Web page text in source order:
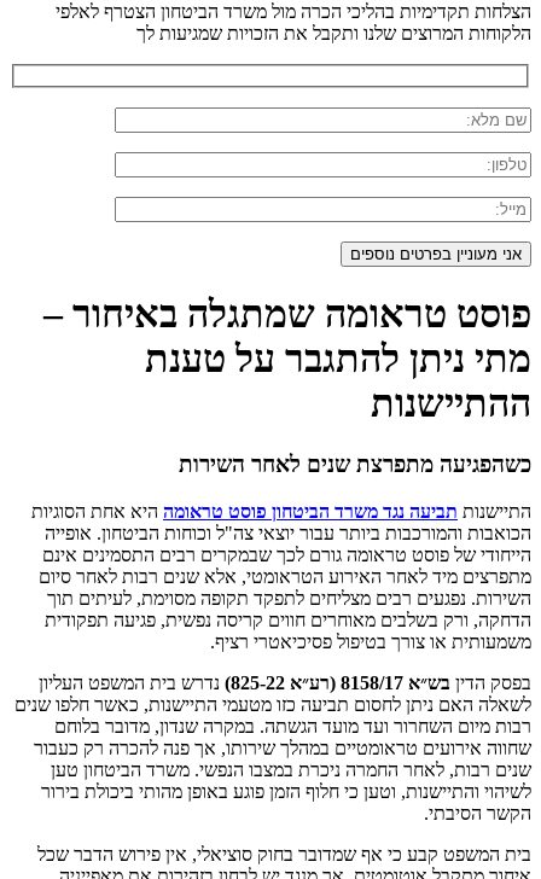
הצלחות תקדימיות בהליכי הכרה מול משרד הביטחון הצטרף לאלפי
הלקוחות המרוצים שלנו ותקבל את הזכויות שמגיעות לך
פוסט טראומה שמתגלה באיחור –
מתי ניתן להתגבר על טענת
ההתיישנות
כשהפגיעה מתפרצת שנים לאחר השירות
התיישנות תביעה נגד משרד הביטחון פוסט טראומה היא אחת הסוגיות
הכואבות והמורכבות ביותר עבור יוצאי צה"ל וכוחות הביטחון. אופייה
הייחודי של פוסט טראומה גורם לכך שבמקרים רבים התסמינים אינם
מתפרצים מיד לאחר האירוע הטראומטי, אלא שנים רבות לאחר סיום
השירות. נפגעים רבים מצליחים לתפקד תקופה מסוימת, לעיתים תוך
הדחקה, ורק בשלבים מאוחרים חווים קריסה נפשית, פגיעה תפקודית
משמעותית או צורך בטיפול פסיכיאטרי רציף.
בפסק הדין בש״א 8158/17 (רע״א 825-22)
נדרש בית המשפט העליון
לשאלה האם ניתן לחסום תביעה כזו מטעמי התיישנות, כאשר חלפו שנים
רבות מיום השחרור ועד מועד הגשתה. במקרה שנדון, מדובר בלוחם
שחווה אירועים טראומטיים במהלך שירותו, אך פנה להכרה רק כעבור
שנים רבות, לאחר החמרה ניכרת במצבו הנפשי. משרד הביטחון טען
לשיהוי והתיישנות, וטען כי חלוף הזמן פוגע באופן מהותי ביכולת בירור
הקשר הסיבתי.
בית המשפט קבע כי אף שמדובר בחוק סוציאלי, אין פירוש הדבר שכל